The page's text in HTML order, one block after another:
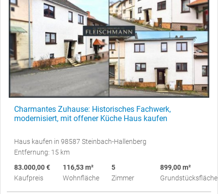
Charmantes Zuhause: Historisches Fachwerk,
modernisiert, mit offener Küche Haus kaufen
Haus kaufen in 98587 Steinbach-Hallenberg
Entfernung: 15 km
83.000,00 €
Kaufpreis
116,53 m²
Wohnfläche
5
Zimmer
899,00 m²
Grundstücksfläche